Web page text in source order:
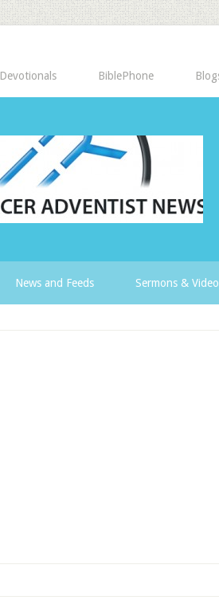
Devotionals BiblePhone
News and Feeds Sermons &